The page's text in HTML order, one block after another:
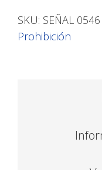
SKU: SEÑAL 0546
Prohibición